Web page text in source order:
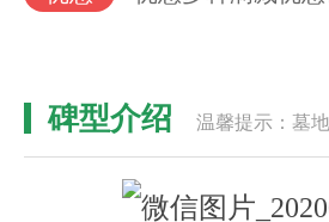
碑型介绍 温馨提示：墓